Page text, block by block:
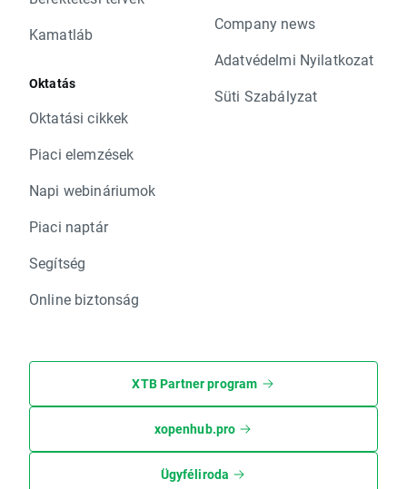
Kamatláb
Oktatás
Oktatási cikkek
Piaci elemzések
Napi webináriumok
Piaci naptár
Segítség
Online biztonság
Company news
Adatvédelmi Nyilatkozat
Süti Szabályzat
XTB Partner program
xopenhub.pro
Ügyféliroda